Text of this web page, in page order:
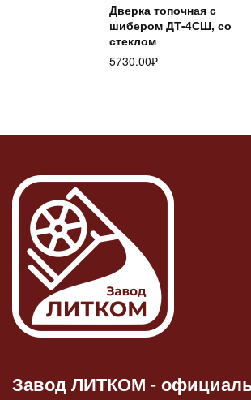
Дверка топочная с
шибером ДТ-4СШ, со
стеклом
5730.00₽
Завод ЛИТКОМ -